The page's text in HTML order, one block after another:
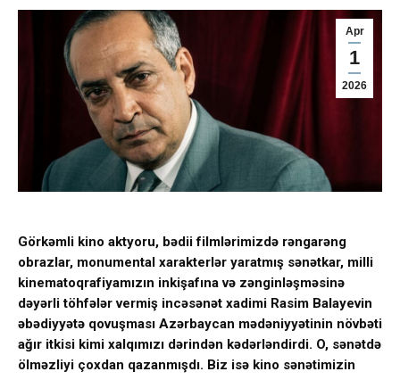
Apr
1
2026
Görkəmli kino aktyoru, bədii filmlərimizdə rəngarəng
obrazlar, monumental xarakterlər yaratmış sənətkar, milli
kinematoqrafiyamızın inkişafına və zənginləşməsinə
dəyərli töhfələr vermiş incəsənət xadimi Rasim Balayevin
əbədiyyətə qovuşması Azərbaycan mədəniyyətinin növbəti
ağır itkisi kimi xalqımızı dərindən kədərləndirdi. O, sənətdə
ölməzliyi çoxdan qazanmışdı. Biz isə kino sənətimizin